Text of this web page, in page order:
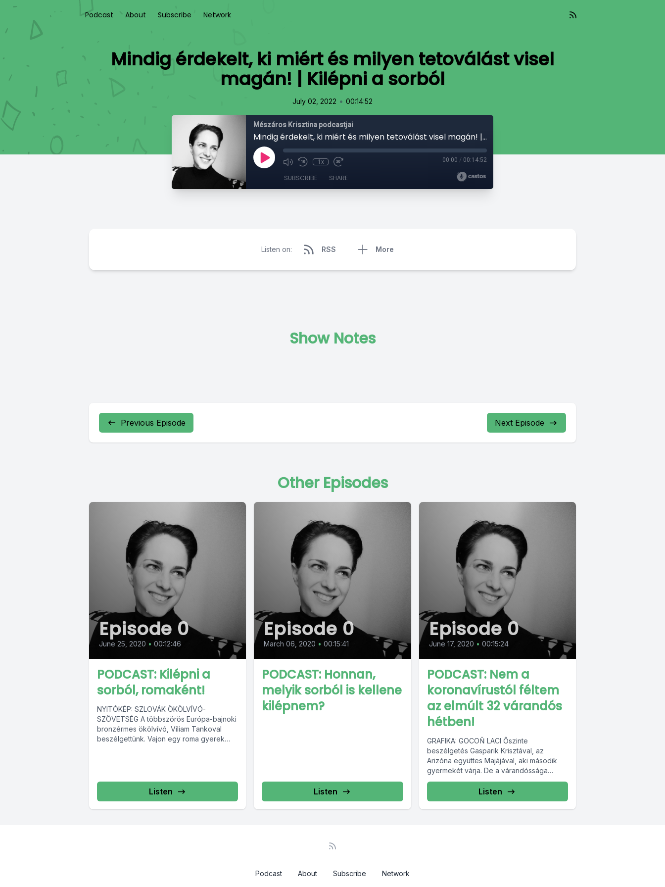
Podcast About Subscribe Network
Mindig érdekelt, ki miért és milyen tetoválást visel
magán! | Kilépni a sorból
July 02, 2022 • 00:14:52
Mészáros Krisztina podcastjai
Mindig érdekelt, ki miért és milyen tetoválást visel magán! | Kilépni a sorból
1x 00:00 / 00:14:52
SUBSCRIBE SHARE
Listen on: RSS More
Show Notes
Previous Episode Next Episode
Other Episodes
Episode 0
June 25, 2020 • 00:12:46
PODCAST: Kilépni a
sorból, romaként!
NYITÓKÉP: SZLOVÁK ÖKÖLVÍVÓ-
SZÖVETSÉG A többszörös Európa-bajnoki
bronzérmes ökölvívó, Viliam Tankoval
beszélgettünk. Vajon egy roma gyerek
Listen
Episode 0
March 06, 2020 • 00:15:41
PODCAST: Honnan,
melyik sorból is kellene
kilépnem?
Listen
Episode 0
June 17, 2020 • 00:15:24
PODCAST: Nem a
koronavírustól féltem
az elmúlt 32 várandós
hétben!
GRAFIKA: GOCOŇ LACI Őszinte
beszélgetés Gasparik Krisztával, az
Arizóna együttes Majájával, aki második
gyermekét várja. De a várandóssága
másodszor sem volt lelkileg egyszerű, és...
Listen
Podcast About Subscribe Network